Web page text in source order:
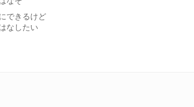
できるけど
なしたい